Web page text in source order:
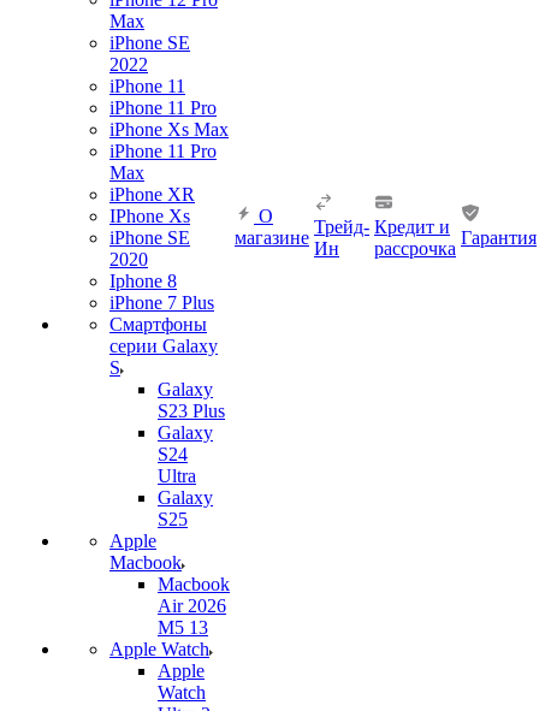
Max
iPhone SE
2022
iPhone 11
iPhone 11 Pro
iPhone Xs Max
iPhone 11 Pro
Max
iPhone XR
IPhone Xs
iPhone SE
2020
Iphone 8
iPhone 7 Plus
Смартфоны
серии Galaxy
S
Galaxy
S23 Plus
Galaxy
S24
Ultra
Galaxy
S25
Apple
Macbook
Macbook
Air 2026
M5 13
Apple Watch
Apple
Watch
О
магазине
Трейд-
Ин
Кредит и
рассрочка
Гарантия